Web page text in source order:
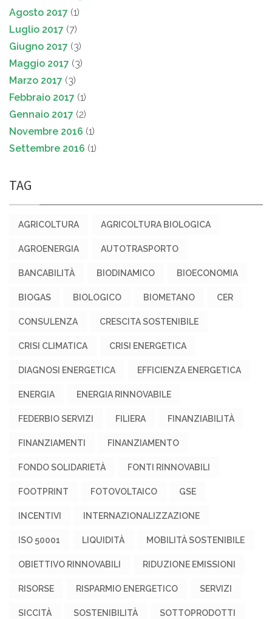
Agosto 2017 (1)
Luglio 2017 (7)
Giugno 2017 (3)
Maggio 2017 (3)
Marzo 2017 (3)
Febbraio 2017 (1)
Gennaio 2017 (2)
Novembre 2016 (1)
Settembre 2016 (1)
TAG
AGRICOLTURA AGRICOLTURA BIOLOGICA
AGROENERGIA AUTOTRASPORTO
BANCABILITÀ BIODINAMICO BIOECONOMIA
BIOGAS BIOLOGICO BIOMETANO CER
CONSULENZA CRESCITA SOSTENIBILE
CRISI CLIMATICA CRISI ENERGETICA
DIAGNOSI ENERGETICA EFFICIENZA ENERGETICA
ENERGIA ENERGIA RINNOVABILE
FEDERBIO SERVIZI FILIERA FINANZIABILITÀ
FINANZIAMENTI FINANZIAMENTO
FONDO SOLIDARIETÀ FONTI RINNOVABILI
FOOTPRINT FOTOVOLTAICO GSE
INCENTIVI INTERNAZIONALIZZAZIONE
ISO 50001 LIQUIDITÀ MOBILITÀ SOSTENIBILE
OBIETTIVO RINNOVABILI RIDUZIONE EMISSIONI
RISORSE RISPARMIO ENERGETICO SERVIZI
SICCITÀ SOSTENIBILITÀ SOTTOPRODOTTI